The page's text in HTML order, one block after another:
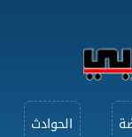
الحوادث